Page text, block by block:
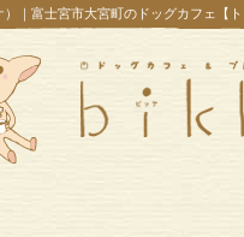
｜富士宮市大宮町のドッグカフェ【